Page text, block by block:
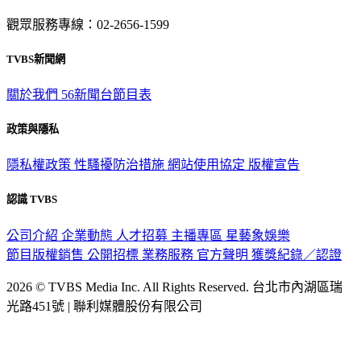
觀眾服務專線：02-2656-1599
TVBS新聞網
關於我們 56新聞台節目表
政策與隱私
隱私權政策 性騷擾防治措施 網站使用協定 版權宣告
認識 TVBS
公司介紹 企業動態 人才招募 主播專區 星藝象娛樂
節目版權銷售 公開招標 業務服務 官方聲明 獲獎紀錄／認證
2026 © TVBS Media Inc. All Rights Reserved. 台北市內湖區瑞
光路451號 | 聯利媒體股份有限公司